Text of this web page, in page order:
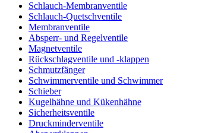
Schlauch-Membranventile
Schlauch-Quetschventile
Membranventile
Absperr- und Regelventile
Magnetventile
Rückschlagventile und -klappen
Schmutzfänger
Schwimmerventile und Schwimmer
Schieber
Kugelhähne und Kükenhähne
Sicherheitsventile
Druckminderventile